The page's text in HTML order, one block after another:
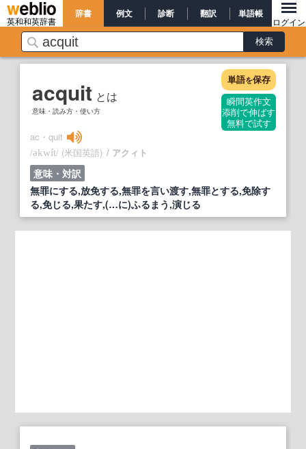
英和和英辞書
辞書 例文 診断 翻訳 単語帳
ログイン
acquit とは
意味・読み方・使い方
単語を保存
瞬間英作文
添削で伸ばす
無料で試す
ac・quit
/əkwít/ (米国英語) アクィト
意味・対訳
無罪にする,放免する,無罪を言い渡す,無罪とする,免除す
る,免じる,果たす,(…に)ふるまう,演じる